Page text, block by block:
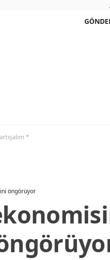
*
öngörüyor